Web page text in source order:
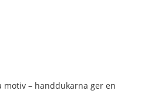
– handdukarna ger en